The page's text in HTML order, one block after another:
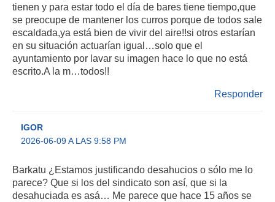
tienen y para estar todo el día de bares tiene tiempo,que
se preocupe de mantener los curros porque de todos sale
escaldada,ya está bien de vivir del aire!!si otros estarían
en su situación actuarían igual…solo que el
ayuntamiento por lavar su imagen hace lo que no está
escrito.A la m…todos!!
Responder
IGOR
2026-06-09 A LAS 9:58 PM
Barkatu ¿Estamos justificando desahucios o sólo me lo
parece? Que si los del sindicato son así, que si la
desahuciada es asá… Me parece que hace 15 años se